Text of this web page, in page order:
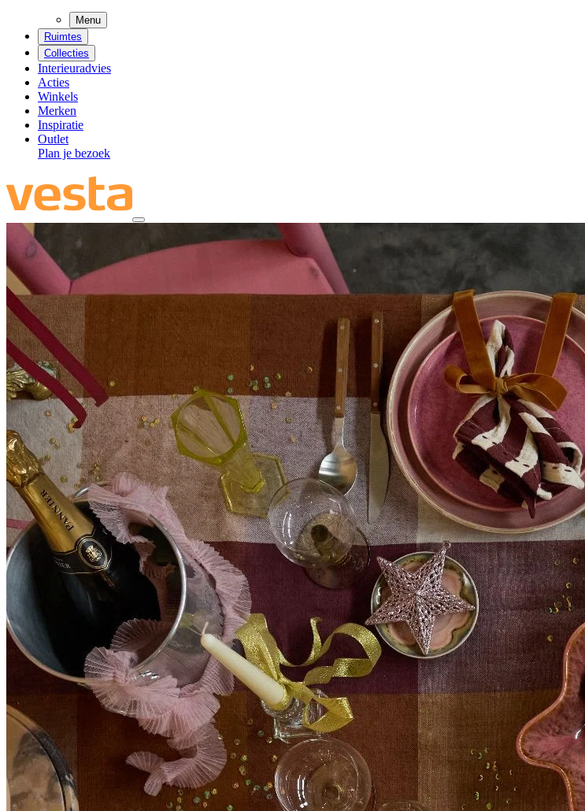
Menu
Ruimtes
Collecties
Interieuradvies
Acties
Winkels
Merken
Inspiratie
Outlet
Plan je bezoek